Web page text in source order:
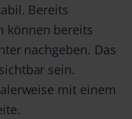
Bereits
können bereits
nachgeben. Das
sein.
mit einem